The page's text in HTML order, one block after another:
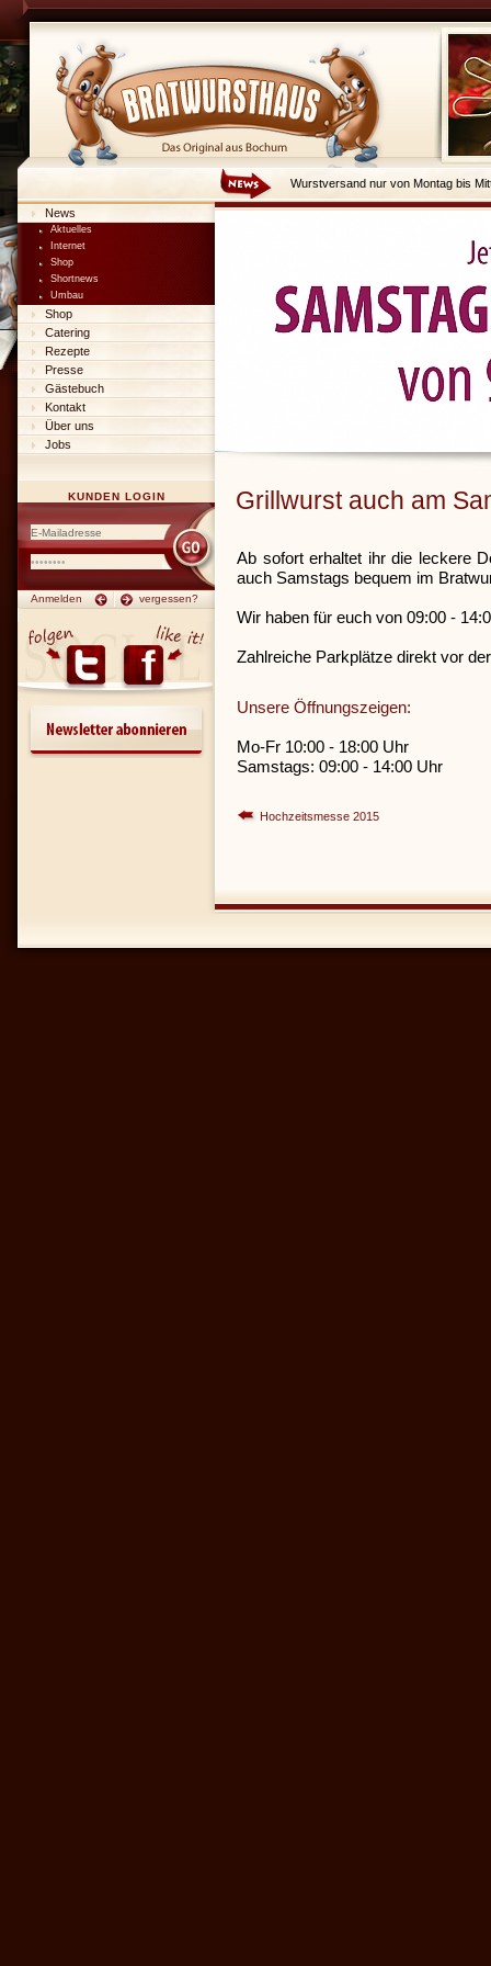
Wurstversand nur von Montag bis
News
Aktuelles
Internet
Shop
Shortnews
Umbau
Shop
Catering
Rezepte
Presse
Gästebuch
Kontakt
Über uns
Jobs
KUNDEN LOGIN
Anmelden vergessen?
Grillwurst auch am
Ab sofort erhaltet ihr die leckere
auch Samstags bequem im
Wir haben für euch von 09:00 -
Zahlreiche Parkplätze direkt vor
Unsere Öffnungszeigen:
Mo-Fr 10:00 - 18:00 Uhr
Samstags: 09:00 - 14:00 Uhr
Hochzeitsmesse 2015